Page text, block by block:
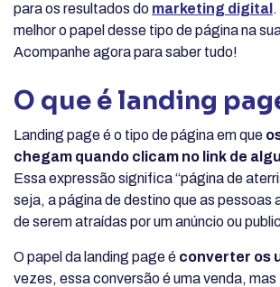
para os resultados do marketing digital .
melhor o papel desse tipo de página na
Acompanhe agora para saber tudo!
O que é landing
Landing page é o tipo de página em que
chegam quando clicam no link de
Essa expressão significa “página de
seja, a página de destino que as pessoas
de serem atraídas por um anúncio ou
O papel da landing page é converter os
vezes, essa conversão é uma venda,